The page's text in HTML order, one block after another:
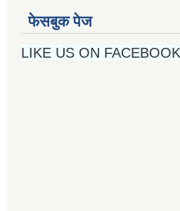
फेसबुक पेज
LIKE US ON FACEBOOK